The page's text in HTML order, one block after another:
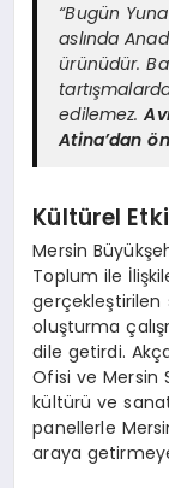
“Bugün
aslında
ürünüdür.
edilemez.
Atina’dan
Kültürel
Mersin
Toplum ile
gerçekleştirilen
oluşturma
dile getirdi.
Ofisi ve Mersin
kültürü ve
panellerle
araya